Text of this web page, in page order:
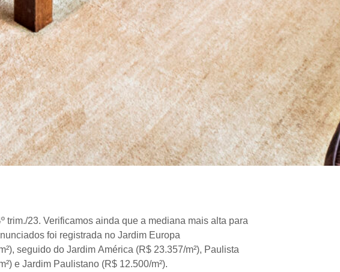
trim./23. Verificamos ainda que a mediana mais alta para
foi registrada no Jardim Europa
seguido do Jardim América (R$ 23.357/m²), Paulista
e Jardim Paulistano (R$ 12.500/m²).